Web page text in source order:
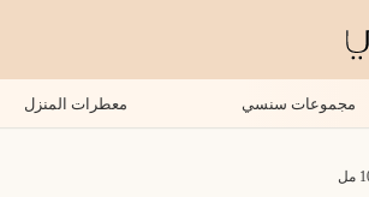
مجموعات سنسي معطرات المنزل